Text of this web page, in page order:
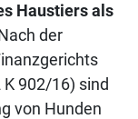
Haustiers als
der
902/16) sind
von Hunden